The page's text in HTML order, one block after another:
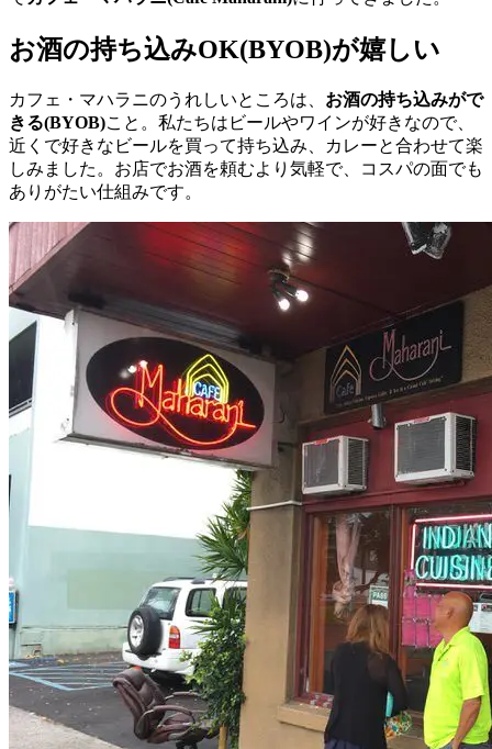
お酒の持ち込みOK(BYOB)が嬉しい
カフェ・マハラニのうれしいところは、 お酒の持ち込みがで
きる(BYOB)こと。私たちはビールやワインが好きなので、
近くで好きなビールを買って持ち込み、カレーと合わせて楽
しみました。お店でお酒を頼むより気軽で、コスパの面でも
ありがたい仕組みです。